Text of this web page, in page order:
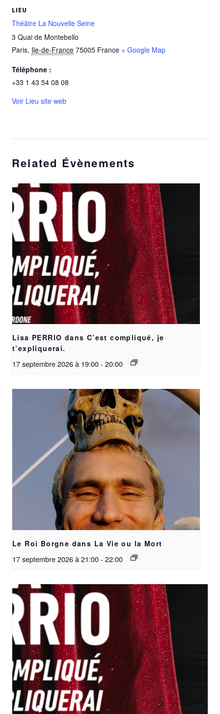
LIEU
Théâtre La Nouvelle Seine
3 Quai de Montebello
Paris, Ile-de-France 75005 France + Google Map
Téléphone :
+33 1 43 54 08 08
Voir Lieu site web
Related Évènements
Lisa PERRIO dans C’est compliqué, je
t’expliquerai.
17 septembre 2026 à 19:00- 20:00
Le Roi Borgne dans La Vie ou la Mort
17 septembre 2026 à 21:00- 22:00